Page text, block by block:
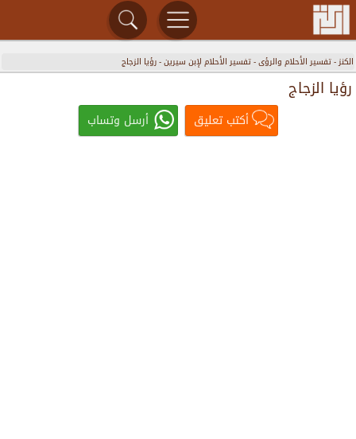
الكنز-تفسير الأحلام والرؤى-تفسير الأحلام لإبن سيرين-رؤيا الزجاج
رؤيا الزجاج
أكتب تعليق أرسل وتساب